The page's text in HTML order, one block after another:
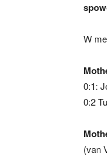
W
0:1:
0:2
(van